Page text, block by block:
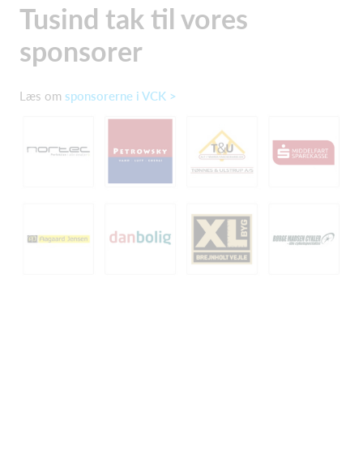
Tusind tak til vores
sponsorer
Læs om sponsorerne i VCK >